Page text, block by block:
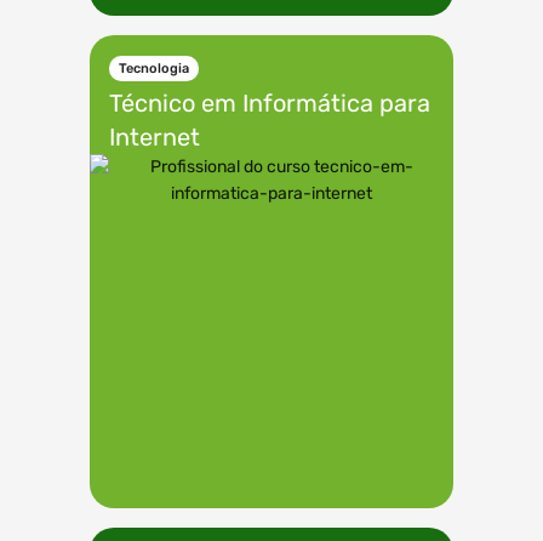
Tecnologia
Técnico em Informática para
Internet